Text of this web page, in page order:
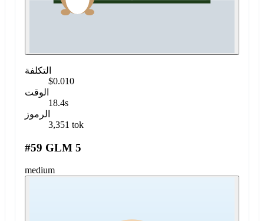
التكلفة
$0.010
الوقت
18.4s
الرموز
3,351 tok
#59 GLM 5
medium